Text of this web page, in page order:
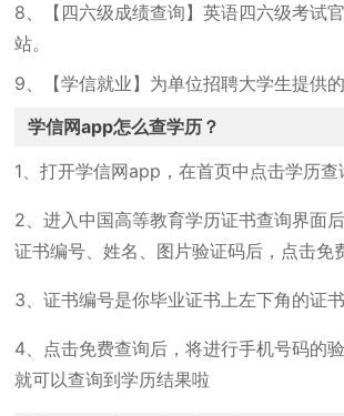
8、【四六级成绩查询】英语四六级考试
站。
9、【学信就业】为单位招聘大学生提供的
学信网app怎么查学历？
1、打开学信网app，在首页中点击学历查
2、进入中国高等教育学历证书查询界面
证书编号、姓名、图片验证码后，点击免
3、证书编号是你毕业证书上左下角的证
4、点击免费查询后，将进行手机号码的
就可以查询到学历结果啦